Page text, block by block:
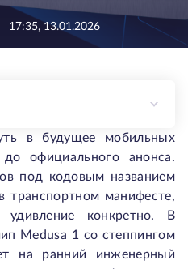
17:35, 13.01.2026
в будущее мобильных
официального анонса.
под кодовым названием
транспортном манифесте,
конкретно. В
Medusa 1 со степпингом
на ранний инженерный